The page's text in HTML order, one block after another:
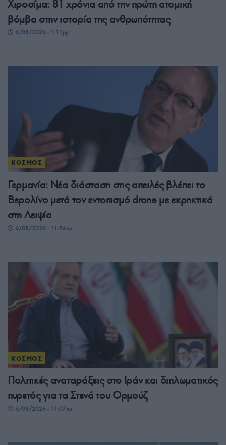
Χιροσίμα: 81 χρόνια από την πρώτη ατομική
βόμβα στην ιστορία της ανθρωπότητας
6/08/2026 - 1:11μμ
ΚΟΣΜΟΣ
Γερμανία: Νέα διάσταση στις απειλές βλέπει το
Βερολίνο μετά τον εντοπισμό drone με εκρηκτικά
στη Λειψία
6/08/2026 - 11:56πμ
ΚΟΣΜΟΣ
Πολιτικές αναταράξεις στο Ιράν και διπλωματικός
πυρετός για τα Στενά του Ορμούζ
6/08/2026 - 11:07πμ